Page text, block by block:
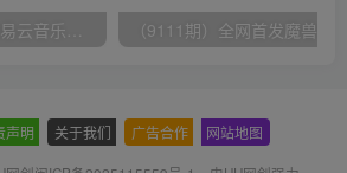
声明 关于我们 广告合作 网站地图